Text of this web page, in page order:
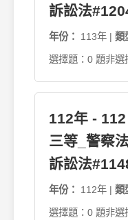
訴訟法
年份： 113年 | 類
選擇題：0 題非選
112年 - 112
三等_警察
訴訟法
年份： 112年 | 類
選擇題：0 題非選